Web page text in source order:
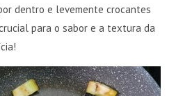
dentro e levemente crocantes
para o sabor e a textura da